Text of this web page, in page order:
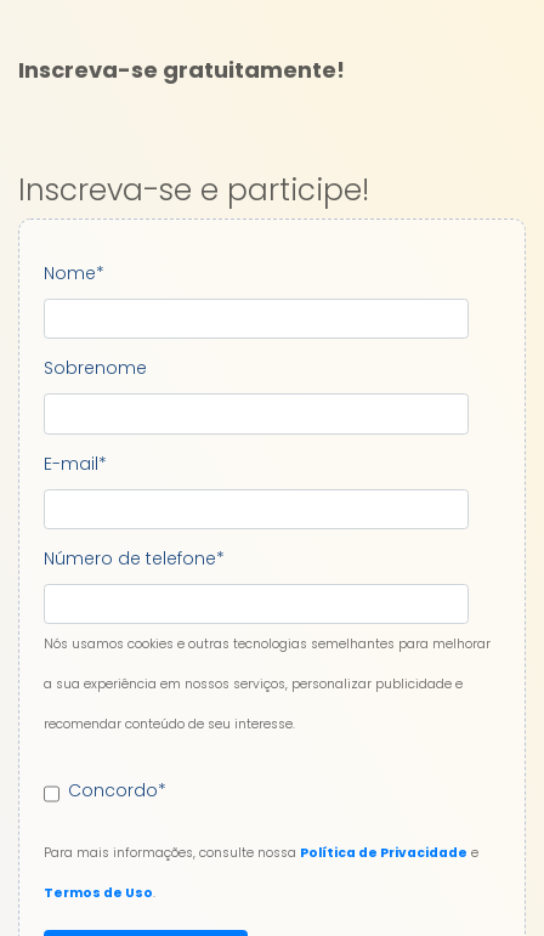
Inscreva-se gratuitamente!
Inscreva-se e participe!
Nome*
Sobrenome
E-mail*
Número de telefone*
Nós usamos cookies e outras tecnologias semelhantes para melhorar
a sua experiência em nossos serviços, personalizar publicidade e
recomendar conteúdo de seu interesse.
Concordo*
Para mais informações, consulte nossa Política de Privacidade e
Termos de Uso.